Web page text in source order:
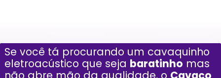
Se você tá procurando um cavaquinho
eletroacústico que seja baratinho mas